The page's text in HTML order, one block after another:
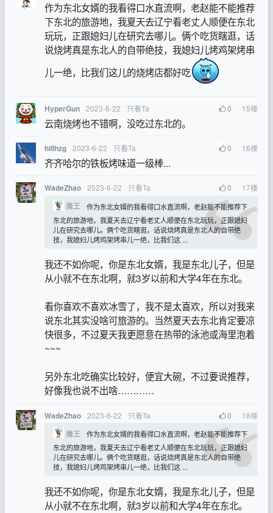
作为东北女婿的我看得口水直流啊，老赵能不能推荐
下东北的旅游地，我夏天去辽宁看老丈人顺便在东北
玩玩，正跟媳妇儿在研究去哪儿。俩个吃货瞎逛，话
说烧烤真是东北人的自带绝技，我媳妇儿烤鸡架烤串
儿一绝，比我们这儿的烧烤店都好吃
HyperGun 2023-6-22 只看Ta 0 15楼
云南烧烤也不错啊，没吃过东北的。
hillhzg 2023-6-22 只看Ta 0 16楼
齐齐哈尔的铁板烤味道一级棒...
WadeZhao 2023-6-22 只看Ta 0 17楼
魔王
作为东北女婿的我看得口水直流啊，老赵能不能推荐下
东北的旅游地，我夏天去辽宁看老丈人顺便在东北玩玩，正跟媳妇
儿在研究去哪儿。俩个吃货瞎逛，话说烧烤真是东北人的自带绝
技，我媳妇儿烤鸡架烤串儿一绝，比我们这 ...
我还不如你呢，你是东北女婿，我是东北儿子，但是
从小就不在东北啊，就3岁以前和大学4年在东北。
看你喜欢不喜欢冰雪了，我不是太喜欢，所以对我来
说东北其实没啥可旅游的。当然夏天去东北肯定要凉
快很多，不过夏天我更愿意在热带的泳池或海里泡着
~~~
另外东北吃确实比较好，便宜大碗，不过要说推荐，
好像我也说不出啥…………
WadeZhao 2023-6-22 只看Ta 0 18楼
魔王
作为东北女婿的我看得口水直流啊，老赵能不能推荐下
东北的旅游地，我夏天去辽宁看老丈人顺便在东北玩玩，正跟媳妇
儿在研究去哪儿。俩个吃货瞎逛，话说烧烤真是东北人的自带绝
技，我媳妇儿烤鸡架烤串儿一绝，比我们这 ...
我还不如你呢，你是东北女婿，我是东北儿子，但是
从小就不在东北啊，就3岁以前和大学4年在东北。